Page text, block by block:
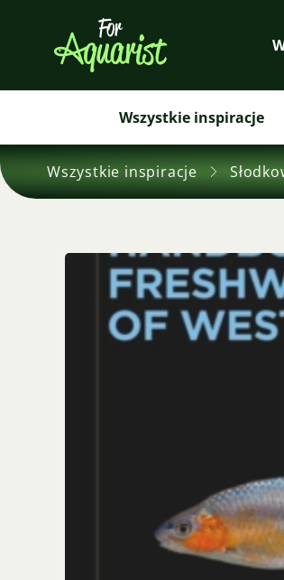
Wszystkie inspiracje
Wszystkie inspiracje